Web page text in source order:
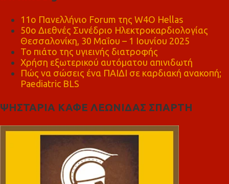
11ο Πανελλήνιο Forum της W4O Hellas
50ο Διεθνές Συνέδριο Ηλεκτροκαρδιολογίας
Θεσσαλονίκη, 30 Μαΐου – 1 Ιουνίου 2025
Το πιάτο της υγιεινής διατροφής
Χρήση εξωτερικού αυτόματου απινιδωτή
Πώς να σώσεις ένα ΠΑΙΔΙ σε καρδιακή ανακοπή;
Paediatric BLS
ΨΗΣΤΑΡΙΑ ΚΑΦΕ ΛΕΩΝΙΔΑΣ ΣΠΑΡΤΗ